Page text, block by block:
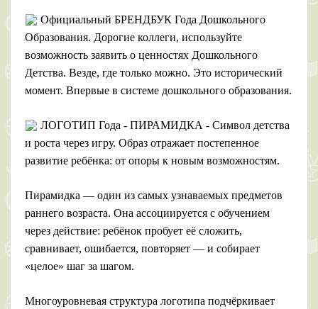
Официальный БРЕНДБУК Года Дошкольного
Образования. Дорогие коллеги, используйте
возможность заявить о ценностях Дошкольного
Детства. Везде, где только можно. Это исторический
момент. Впервые в системе дошкольного образования.
ЛОГОТИП Года - ПИРАМИДКА - Символ детства
и роста через игру. Образ отражает постепенное
развитие ребёнка: от опоры к новым возможностям.
Пирамидка — один из самых узнаваемых предметов
раннего возраста. Она ассоциируется с обучением
через действие: ребёнок пробует её сложить,
сравнивает, ошибается, повторяет — и собирает
«целое» шаг за шагом.
Многоуровневая структура логотипа подчёркивает